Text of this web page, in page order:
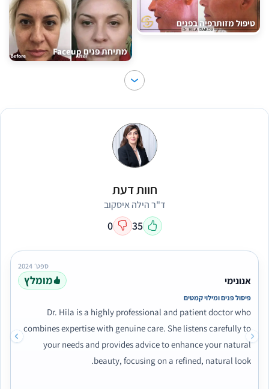
טיפול מזותרפיה בפנים
מתיחת פנים Faceup
חוות דעת
ד"ר הילה איסקוב
35
0
ספט׳ 2024
אנונימי מומלץ
פיסול פנים ומילוי קמטים
Dr. Hila is a highly professional and patient doctor who
combines expertise with genuine care. She listens carefully to
your needs and provides advice to enhance your natural
beauty, focusing on a refined, natural look.